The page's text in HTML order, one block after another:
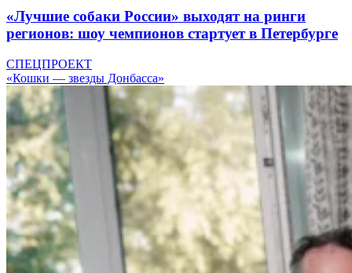
«Лучшие собаки России» выходят на ринги
регионов: шоу чемпионов стартует в Петербурге
СПЕЦПРОЕКТ
«Кошки — звезды Донбасса»